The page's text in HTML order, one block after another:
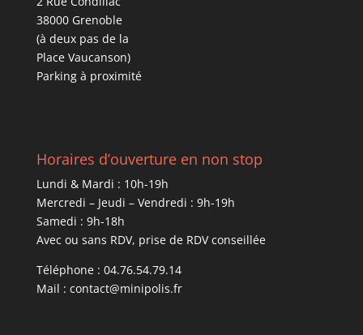
38000 Grenoble
(à deux pas de la
Place Vaucanson)
Parking à proximité
Horaires d’ouverture en non stop
Lundi & Mardi : 10h-19h
Mercredi – Jeudi – Vendredi : 9h-19h
Samedi : 9h-18h
Avec ou sans RDV, prise de RDV conseillée
Téléphone : 04.76.54.79.14
Mail : contact@minipolis.fr